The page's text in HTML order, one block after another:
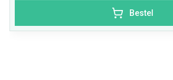
Bestel